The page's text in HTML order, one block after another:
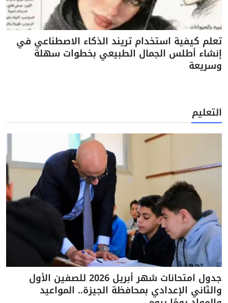
تعلم كيفية استخدام تريند الذكاء الاصطناعي في
إنشاء أطلس الجمال الطبيعي بخطوات سهلة
وسريعة
التعليم
جدول امتحانات شهر أبريل 2026 للصفين الأول
والثاني الإعدادي بمحافظة الجيزة.. المواعيد